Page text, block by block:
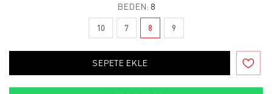
BEDEN: 8
10 7 8 9
SEPETE EKLE